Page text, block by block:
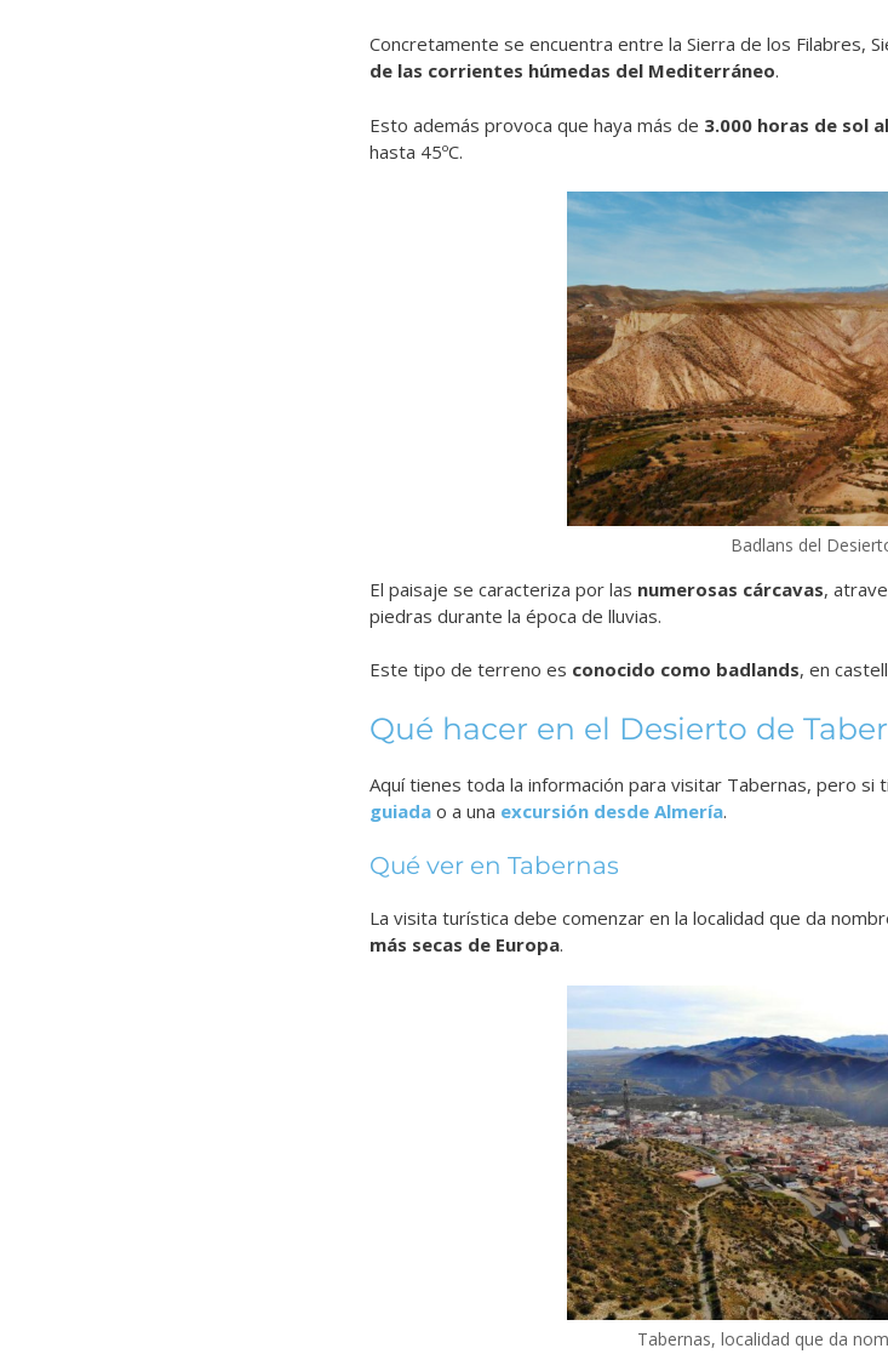
Concretamente se encuentra entre la Sierra de los Filabres,
de las corrientes húmedas del Mediterráneo.
Esto además provoca que haya más de 3.000 horas de sol
hasta 45ºC.
Badlans del
El paisaje se caracteriza por las numerosas cárcavas,
piedras durante la época de lluvias.
Este tipo de terreno es conocido como badlands, en
Qué hacer en el Desierto de
Aquí tienes toda la información para visitar Tabernas, pero
guiada o a una excursión desde Almería.
Qué ver en Tabernas
La visita turística debe comenzar en la localidad que da
más secas de Europa.
Tabernas, localidad que da